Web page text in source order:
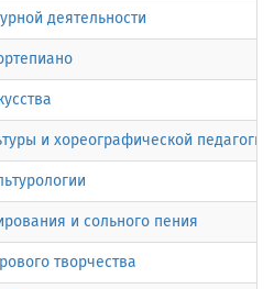
деятельности
и хореографической
и сольного пения
творчества